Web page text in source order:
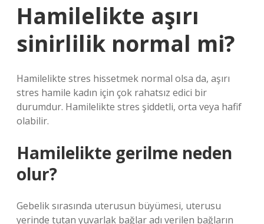
Hamilelikte aşırı
sinirlilik normal mi?
Hamilelikte stres hissetmek normal olsa da, aşırı
stres hamile kadın için çok rahatsız edici bir
durumdur. Hamilelikte stres şiddetli, orta veya hafif
olabilir.
Hamilelikte gerilme neden
olur?
Gebelik sırasında uterusun büyümesi, uterusu
yerinde tutan yuvarlak bağlar adı verilen bağların